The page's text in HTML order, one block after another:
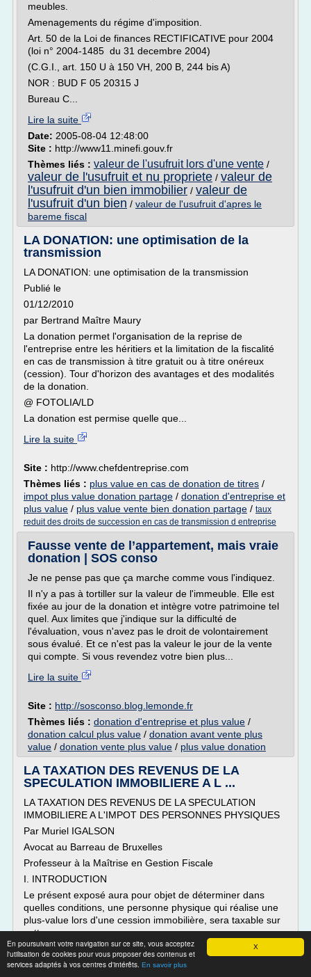
X
En poursuivant votre navigation sur ce site, vous acceptez
l'utilisation de cookies pour vous proposer des contenus et
services adaptés à vos centres d'intérêts. En savoir plus
meubles.
Amenagements du régime d'imposition.
Art. 50 de la Loi de finances RECTIFICATIVE pour 2004
(loi n° 2004-1485 du 31 decembre 2004)
(C.G.I., art. 150 U à 150 VH, 200 B, 244 bis A)
NOR : BUD F 05 20315 J
Bureau C...
Lire la suite
Date: 2005-08-04 12:48:00
Site : http://www11.minefi.gouv.fr
Thèmes liés : valeur de l'usufruit lors d'une vente /
valeur de l'usufruit et nu propriete / valeur de
l'usufruit d'un bien immobilier / valeur de
l'usufruit d'un bien / valeur de l'usufruit d'apres le
bareme fiscal
LA DONATION: une optimisation de la
transmission
LA DONATION: une optimisation de la transmission
Publié le
01/12/2010
par Bertrand Maître Maury
La donation permet l'organisation de la reprise de
l'entreprise entre les héritiers et la limitation de la fiscalité
en cas de transmission à titre gratuit ou à titre onéreux
(cession). Tour d'horizon des avantages et des modalités
de la donation.
@ FOTOLIA/LD
La donation est permise quelle que...
Lire la suite
Site : http://www.chefdentreprise.com
Thèmes liés : plus value en cas de donation de titres /
impot plus value donation partage / donation d'entreprise et
plus value / plus value vente bien donation partage / taux
reduit des droits de succession en cas de transmission d entreprise
Fausse vente de l’appartement, mais vraie
donation | SOS conso
Je ne pense pas que ça marche comme vous l'indiquez.
Il n'y a pas à tortiller sur la valeur de l'immeuble. Elle est
fixée au jour de la donation et intègre votre patrimoine tel
quel. Aux limites que j'indique sur la difficulté de
l'évaluation, vous n'avez pas le droit de volontairement
sous évalué. Et ce n'est pas la valeur le jour de la vente
qui compte. Si vous revendez votre bien plus...
Lire la suite
Site : http://sosconso.blog.lemonde.fr
Thèmes liés : donation d'entreprise et plus value /
donation calcul plus value / donation avant vente plus
value / donation vente plus value / plus value donation
LA TAXATION DES REVENUS DE LA
SPECULATION IMMOBILIERE A L ...
LA TAXATION DES REVENUS DE LA SPECULATION
IMMOBILIERE A L'IMPOT DES PERSONNES PHYSIQUES
Par Muriel IGALSON
Avocat au Barreau de Bruxelles
Professeur à la Maîtrise en Gestion Fiscale
I. INTRODUCTION
Le présent exposé aura pour objet de déterminer dans
quelles conditions, une personne physique qui réalise une
plus-value lors d'une cession immobilière, sera taxable sur
cette...
Lire la suite